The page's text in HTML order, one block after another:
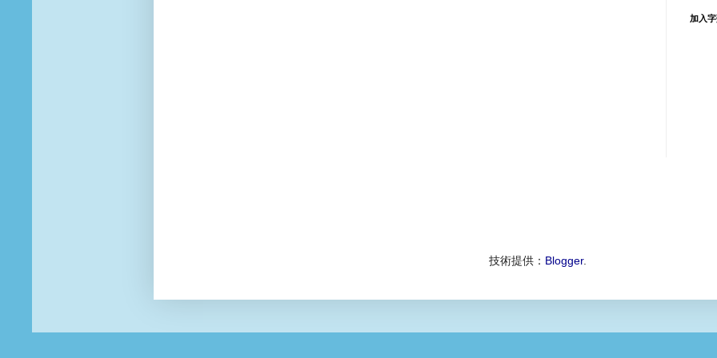
加入
技術提供： Blogger.